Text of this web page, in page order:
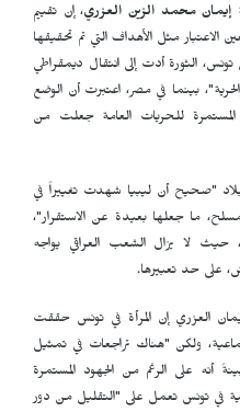
إيمان محمد الزين العزري، إن تقييم
مثل الأهداف التي تم تحقيقها
تونس، الثورة أدت إلى انتقال ديمقراطي
بينما في مصر، اعتبرت أن الوضع
للحريات العامة جعلت من
"صحيح أن ليبيا شهدت تغييراً في
ما جعلها بعيدة عن الاستقرار"،
حيث لا يزال الشعب العراقي يواجه
على حد تعبيرها.
العزري إن المرأة في تونس حققت
ولكن "هناك تراجعات في تمثيل
أنه على الرغم من الجهود المستمرة
في تونس تعمل على "التقليل من دور